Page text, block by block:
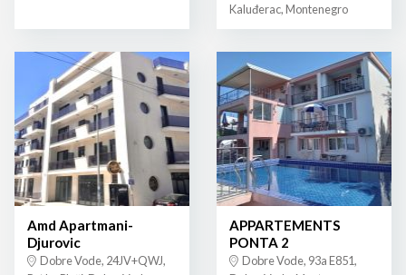
Kaluđerac, Montenegro
Amd Apartmani-
Djurovic
Dobre Vode, 24JV+QWJ,
APPARTEMENTS
PONTA 2
Dobre Vode, 93a E851,